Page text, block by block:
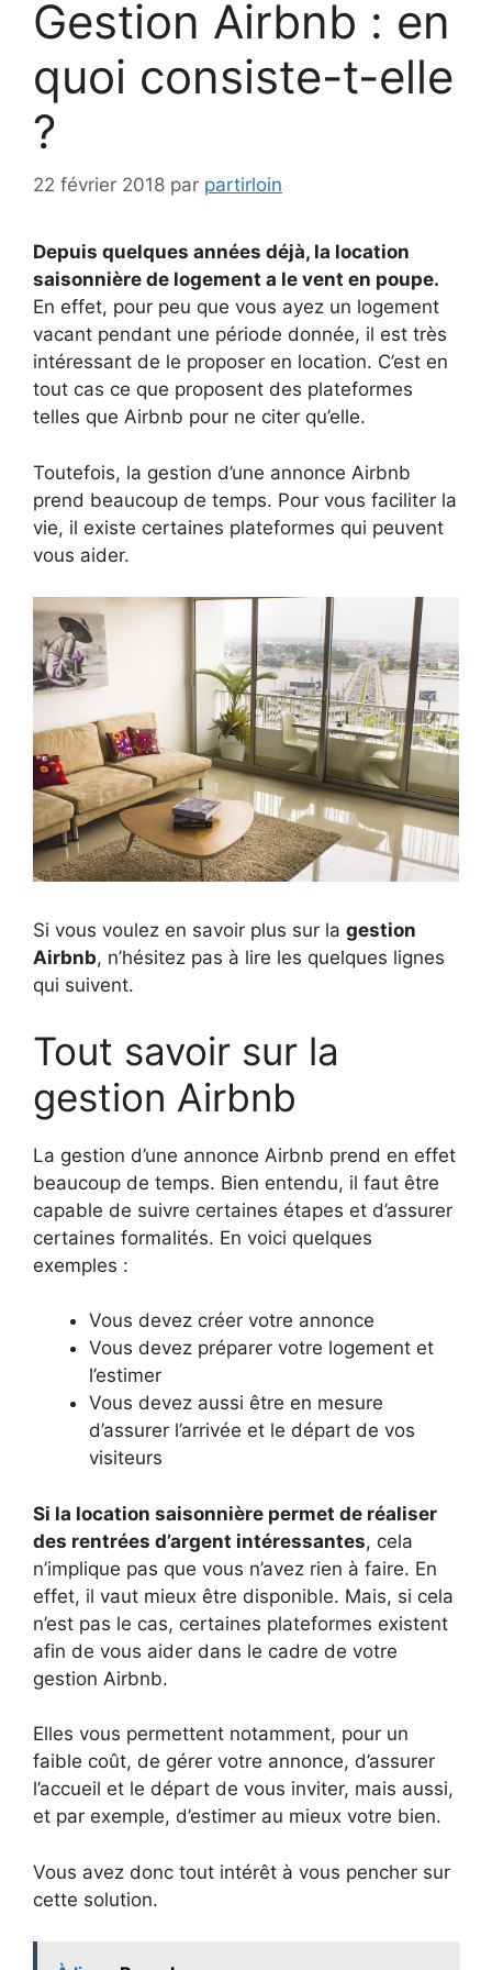
Gestion Airbnb : en
quoi consiste-t-elle
?
22 février 2018 par partirloin
Depuis quelques années déjà, la location
saisonnière de logement a le vent en poupe.
En effet, pour peu que vous ayez un logement
vacant pendant une période donnée, il est très
intéressant de le proposer en location. C’est en
tout cas ce que proposent des plateformes
telles que Airbnb pour ne citer qu’elle.
Toutefois, la gestion d’une annonce Airbnb
prend beaucoup de temps. Pour vous faciliter la
vie, il existe certaines plateformes qui peuvent
vous aider.
Si vous voulez en savoir plus sur la gestion
Airbnb, n’hésitez pas à lire les quelques lignes
qui suivent.
Tout savoir sur la
gestion Airbnb
La gestion d’une annonce Airbnb prend en effet
beaucoup de temps. Bien entendu, il faut être
capable de suivre certaines étapes et d’assurer
certaines formalités. En voici quelques
exemples :
Vous devez créer votre annonce
Vous devez préparer votre logement et
l’estimer
Vous devez aussi être en mesure
d’assurer l’arrivée et le départ de vos
visiteurs
Si la location saisonnière permet de réaliser
des rentrées d’argent intéressantes, cela
n’implique pas que vous n’avez rien à faire. En
effet, il vaut mieux être disponible. Mais, si cela
n’est pas le cas, certaines plateformes existent
afin de vous aider dans le cadre de votre
gestion Airbnb.
Elles vous permettent notamment, pour un
faible coût, de gérer votre annonce, d’assurer
l’accueil et le départ de vous inviter, mais aussi,
et par exemple, d’estimer au mieux votre bien.
Vous avez donc tout intérêt à vous pencher sur
cette solution.